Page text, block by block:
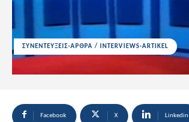
ΣΥΝΕΝΤΕΥΞΕΙΣ-ΑΡΘΡΑ / INTERVIEWS-ARTIKEL
Facebook X Linkedin